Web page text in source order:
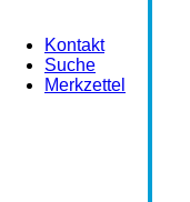
Kontakt
Suche
Merkzettel